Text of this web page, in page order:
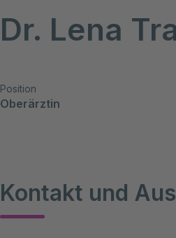
Dr. Lena
Position
Oberärztin
Kontakt und